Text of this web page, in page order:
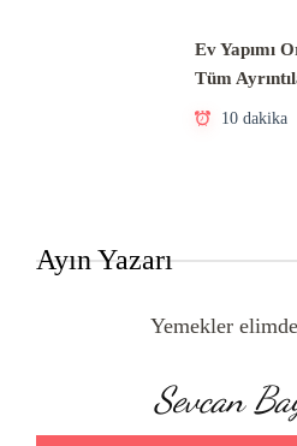
Ev Yapımı
Tüm
10 dakika
Ayın Yazarı
Yemekler
Sevcan